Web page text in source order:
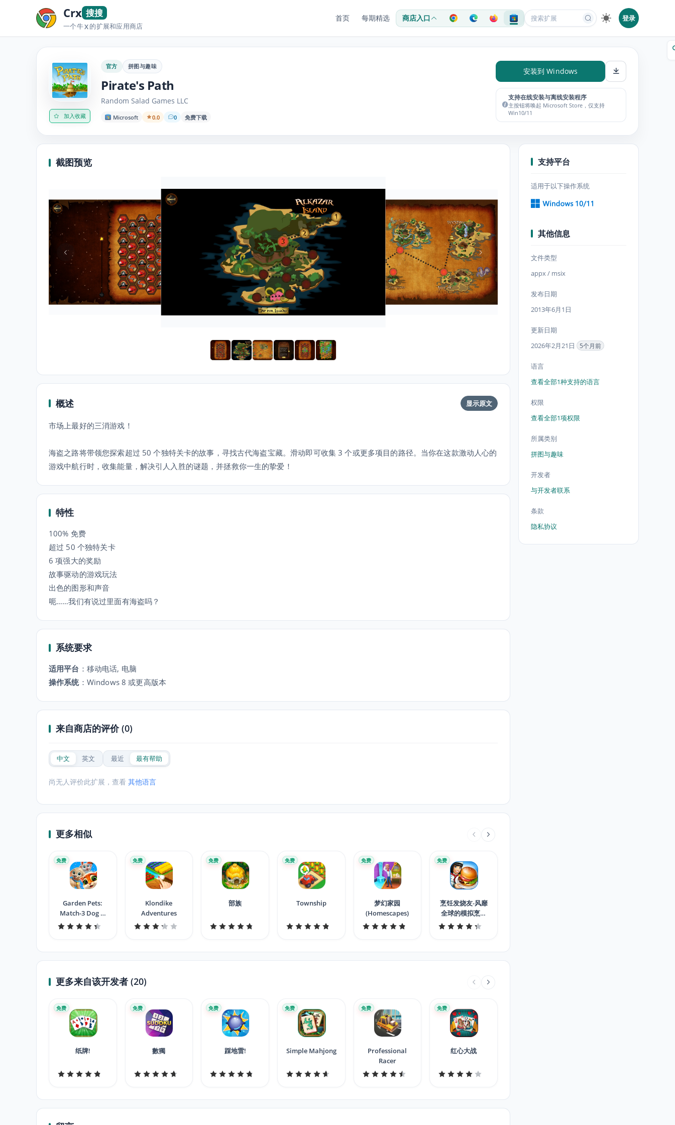
Crx 搜搜
一个牛X的扩展和应用商店
首页 每期精选 商店入口 登录
加入收藏
官方 拼图与趣味
Pirate's Path
Random Salad Games LLC
Microsoft 0.0 0 免费下载
安装到 Windows
支持在线安装与离线安装程序
主按钮将唤起 Microsoft Store，仅支持
Win10/11
截图预览
概述 显示原文
市场上最好的三消游戏！
海盗之路将带领您探索超过 50 个独特关卡的故事，寻找古代海盗宝藏。滑动即可收集 3 个或更多项目的路径。当你在这款激动人心的
游戏中航行时，收集能量，解决引人入胜的谜题，并拯救你一生的挚爱！
特性
100% 免费
超过 50 个独特关卡
6 项强大的奖励
故事驱动的游戏玩法
出色的图形和声音
呃……我们有说过里面有海盗吗？
系统要求
适用平台 ： 移动电话, 电脑
操作系统： Windows 8 或更高版本
来自商店的评价 (0)
中文 英文 最近 最有帮助
尚无人评价此扩展，查看 其他语言
更多相似
Garden Pets:
Match-3 Dog &
Cat Home
免费
Klondike
Adventures
免费
部族
免费
Township
免费
梦幻家园
(Homescapes)
免费
烹饪发烧友-风靡
全球的模拟烹饪
游戏
免费
更多来自该开发者 (20)
纸牌!
免费
數獨
免费
踩地雷!
免费
Simple Mahjong
免费
Professional
Racer
免费
红心大战
免费
支持平台
适用于以下操作系统
其他信息
文件类型
appx / msix
发布日期
2013年6月1日
更新日期
2026年2月21日
5个月前
语言
查看全部1种支持的语言
权限
查看全部1项权限
所属类别
拼图与趣味
开发者
与开发者联系
条款
隐私协议